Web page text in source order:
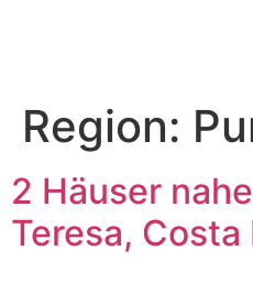
Region:
2 Häuser
Teresa, Costa